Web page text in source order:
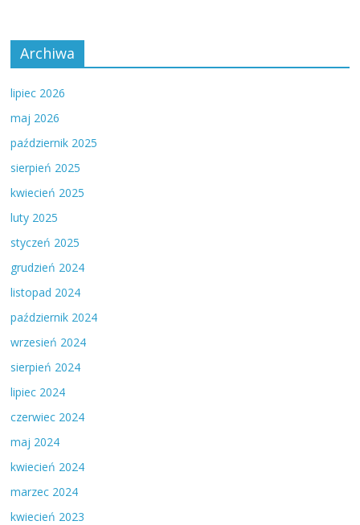
Archiwa
lipiec 2026
maj 2026
październik 2025
sierpień 2025
kwiecień 2025
luty 2025
styczeń 2025
grudzień 2024
listopad 2024
październik 2024
wrzesień 2024
sierpień 2024
lipiec 2024
czerwiec 2024
maj 2024
kwiecień 2024
marzec 2024
kwiecień 2023